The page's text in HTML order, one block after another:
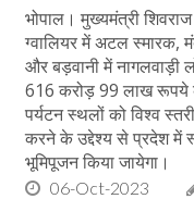
भोपाल। मुख्यमंत्री
ग्वालियर में अटल स्मारक,
और बड़वानी में
616 करोड़ 99 लाख रूपये
पर्यटन स्थलों को विश्व
करने के उद्देश्य से प्रदेश में
भूमिपूजन किया जायेगा।
06-Oct-2023